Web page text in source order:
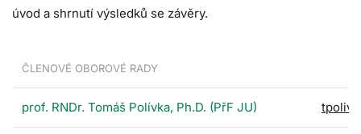
úvod a shrnutí výsledků se závěry.
ČLENOVÉ OBOROVÉ RADY
prof. RNDr. Tomáš Polívka, Ph.D. (PřF JU)